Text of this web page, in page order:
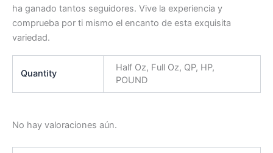
ha ganado tantos seguidores. Vive la experiencia y
comprueba por ti mismo el encanto de esta exquisita
variedad.
Quantity
Half Oz, Full Oz, QP, HP,
POUND
No hay valoraciones aún.